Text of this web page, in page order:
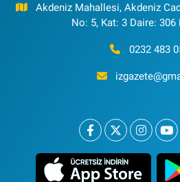
Akdeniz Mahallesi, Akdeniz
No: 5, Kat: 3 Daire:
0232 483